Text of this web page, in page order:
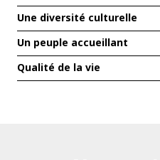
Une diversité culturelle
Un peuple accueillant
Qualité de la vie